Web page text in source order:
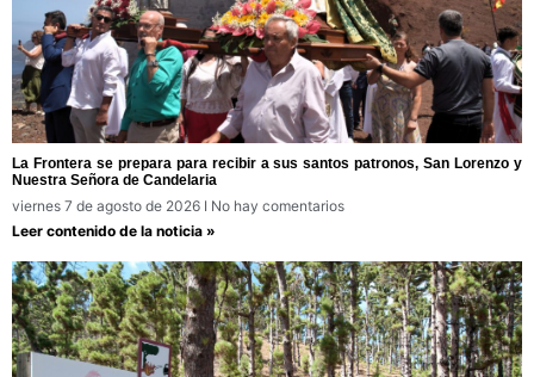
La Frontera se prepara para recibir a sus santos patronos, San Lorenzo y
Nuestra Señora de Candelaria
viernes 7 de agosto de 2026
No hay comentarios
Leer contenido de la noticia »